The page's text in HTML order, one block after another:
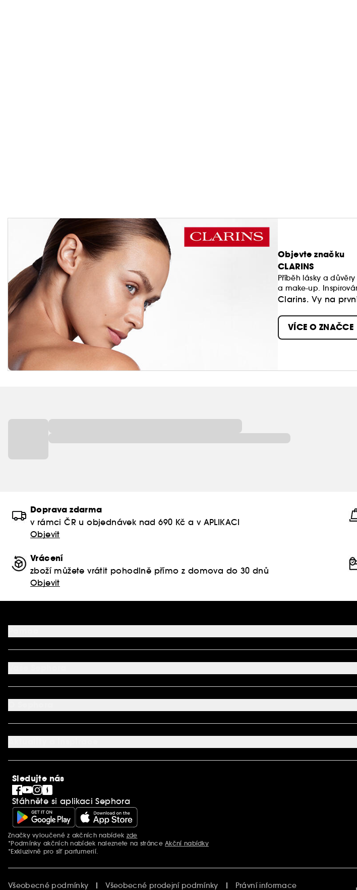
Objevte značku
CLARINS
Příběh lásky a
a make-up.
o pleť pro každý
Clarins. Vy na
VÍCE O ZNAČCE
Doprava zdarma
v rámci ČR u objednávek nad 690 Kč a v APLIKACI
Objevit
Vrácení
zboží můžete vrátit pohodlně přímo z domova do 30 dnů
Objevit
FAQ
Podmínky Nabídek
Kontaktujte nás
Mapa stránky
Můj účet
Aplikace SEPHORA
Nastavení souborů cookie
O společnosti Sephora
Kariéra
SEPHORiA
Blog Sephora
Singles´ Day
Black Friday
Cyber Monday
Vánoce
Sledujte nás
Stáhněte si aplikaci Sephora
Další informace
Značky vyloučené z akčních nabídek zde
*Podmínky akčních nabídek naleznete na stránceAkční nabídky
*Exkluzivně pro síť parfumerií.
Všeobecné podmínky Všeobecné prodejní podmínky Právní informace